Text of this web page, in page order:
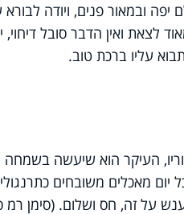
יפה ובמאור פנים, ויודה
לצאת ואין הדבר סובל
עליו ברכת טוב.
העיקר הוא שיעשה
יום מאכלים משובחים
על זה, חס ושלום. (סימן רמ